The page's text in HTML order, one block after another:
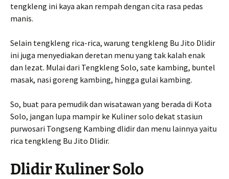
tengkleng ini kaya akan rempah dengan cita rasa pedas
manis.
Selain tengkleng rica-rica, warung tengkleng Bu Jito Dlidir
ini juga menyediakan deretan menu yang tak kalah enak
dan lezat. Mulai dari Tengkleng Solo, sate kambing, buntel
masak, nasi goreng kambing, hingga gulai kambing.
So, buat para pemudik dan wisatawan yang berada di Kota
Solo, jangan lupa mampir ke Kuliner solo dekat stasiun
purwosari Tongseng Kambing dlidir dan menu lainnya yaitu
rica tengkleng Bu Jito Dlidir.
Dlidir Kuliner Solo